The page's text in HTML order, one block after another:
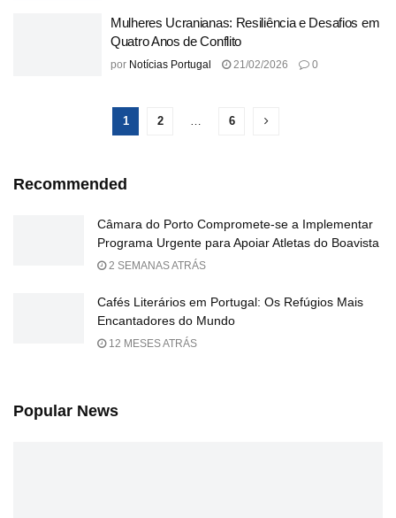
Mulheres Ucranianas: Resiliência e Desafios em
Quatro Anos de Conflito
por Notícias Portugal 21/02/2026 0
1 2 … 6
Recommended
Câmara do Porto Compromete-se a Implementar
Programa Urgente para Apoiar Atletas do Boavista
2 SEMANAS ATRÁS
Cafés Literários em Portugal: Os Refúgios Mais
Encantadores do Mundo
12 MESES ATRÁS
Popular News